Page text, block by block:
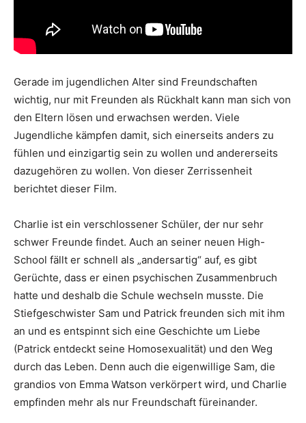
Gerade im jugendlichen Alter sind Freundschaften
wichtig, nur mit Freunden als Rückhalt kann man sich von
den Eltern lösen und erwachsen werden. Viele
Jugendliche kämpfen damit, sich einerseits anders zu
fühlen und einzigartig sein zu wollen und andererseits
dazugehören zu wollen. Von dieser Zerrissenheit
berichtet dieser Film.
Charlie ist ein verschlossener Schüler, der nur sehr
schwer Freunde findet. Auch an seiner neuen High-
School fällt er schnell als „andersartig“ auf, es gibt
Gerüchte, dass er einen psychischen Zusammenbruch
hatte und deshalb die Schule wechseln musste. Die
Stiefgeschwister Sam und Patrick freunden sich mit ihm
an und es entspinnt sich eine Geschichte um Liebe
(Patrick entdeckt seine Homosexualität) und den Weg
durch das Leben. Denn auch die eigenwillige Sam, die
grandios von Emma Watson verkörpert wird, und Charlie
empfinden mehr als nur Freundschaft füreinander.